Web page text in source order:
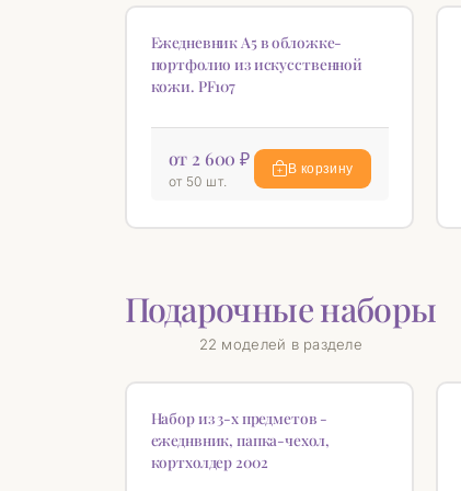
Ежедневник А5 в обложке-
портфолио из искусственной
кожи. PF107
от 2 600 ₽
от 50 шт.
В корзину
Подарочные наборы
22 моделей в разделе
Набор из 3-х предметов -
ежеднвник, папка-чехол,
кортхолдер 2002